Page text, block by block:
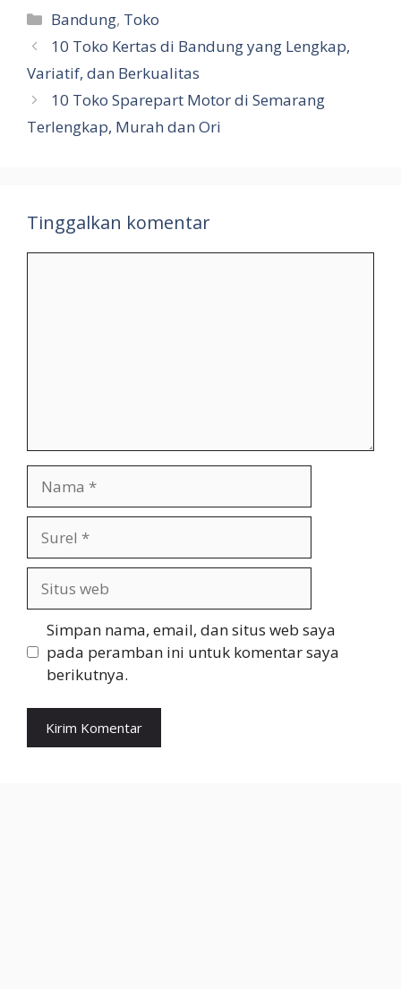
Kategori
Bandung, Toko
10 Toko Kertas di Bandung yang Lengkap,
Variatif, dan Berkualitas
10 Toko Sparepart Motor di Semarang
Terlengkap, Murah dan Ori
Tinggalkan komentar
web
Simpan nama, email, dan situs web saya
pada peramban ini untuk komentar saya
berikutnya.